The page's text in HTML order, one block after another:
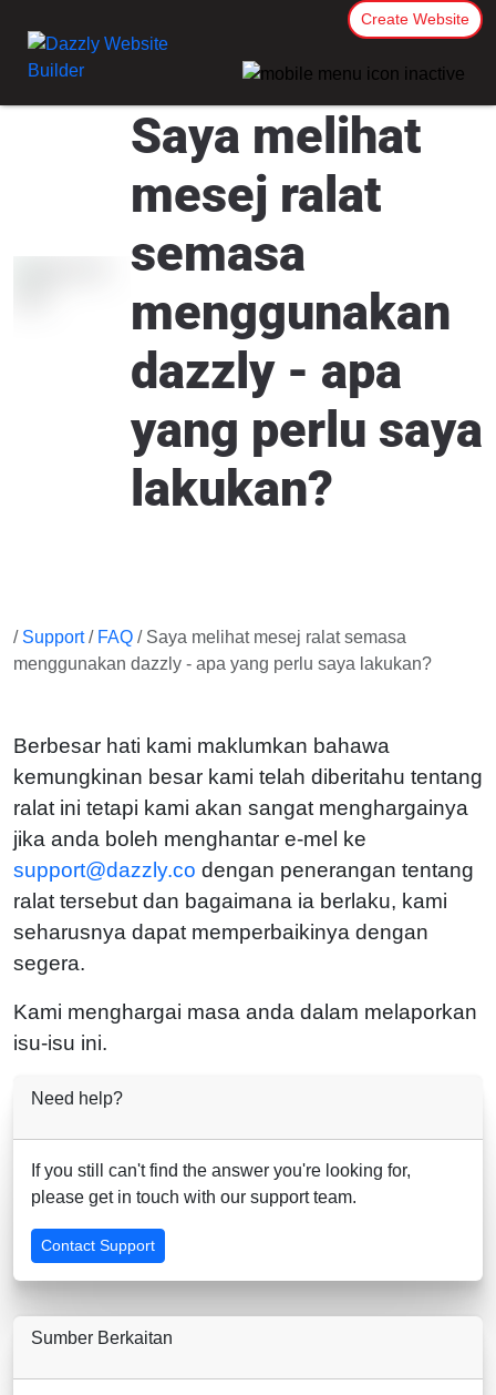
Create Website
Saya melihat
mesej ralat
semasa
menggunakan
dazzly - apa
yang perlu saya
lakukan?
/ Support/ FAQ / Saya melihat mesej ralat semasa
menggunakan dazzly - apa yang perlu saya lakukan?
Berbesar hati kami maklumkan bahawa
kemungkinan besar kami telah diberitahu tentang
ralat ini tetapi kami akan sangat menghargainya
jika anda boleh menghantar e-mel ke
support@dazzly.co dengan penerangan tentang
ralat tersebut dan bagaimana ia berlaku, kami
seharusnya dapat memperbaikinya dengan
segera.
Kami menghargai masa anda dalam melaporkan
isu-isu ini.
Need help?
If you still can't find the answer you're looking for,
please get in touch with our support team.
Contact Support
Sumber Berkaitan